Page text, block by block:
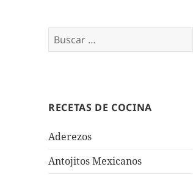
Buscar:
RECETAS DE COCINA
Aderezos
Antojitos Mexicanos